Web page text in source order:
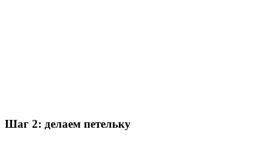
Шаг 2: делаем петельку